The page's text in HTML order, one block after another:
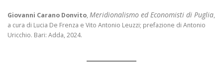
Giovanni Carano Donvito, Meridionalismo ed Economisti di Puglia,
a cura di Lucia De Frenza e Vito Antonio Leuzzi; prefazione di Antonio
Uricchio. Bari: Adda, 2024.